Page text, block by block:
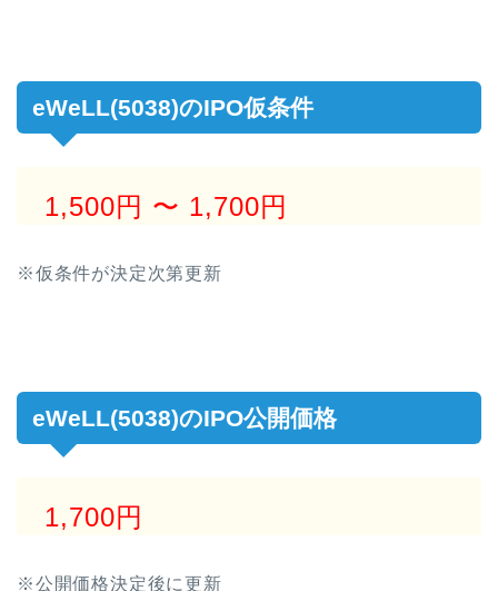
eWeLL(5038)のIPO仮条件
1,500円 〜 1,700円
※仮条件が決定次第更新
eWeLL(5038)のIPO公開価格
1,700円
※公開価格決定後に更新